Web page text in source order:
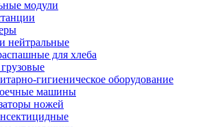
модули
нейтральные
для хлеба
гигиеническое оборудование
машины
ножей